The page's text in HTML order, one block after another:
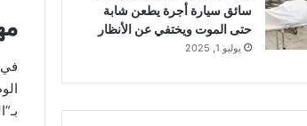
في
سائق سيارة أجرة يطعن شابة
حتى الموت ويختفي عن الأنظار
يوليو 1, 2025